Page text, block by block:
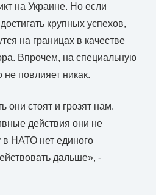
на Украине. Но если
крупных успехов,
на границах в качестве
Впрочем, на специальную
повлияет никак.
они стоят и грозят нам.
действия они не
в НАТО нет единого
дальше», -